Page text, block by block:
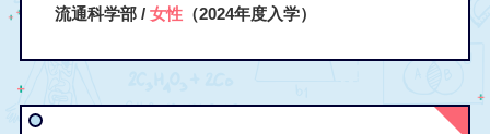
流通科学部 / 女性（2024年度入学）